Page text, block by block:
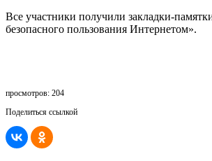
Все участники получили закладки-
безопасного пользования Интернетом».
просмотров: 204
Поделиться ссылкой